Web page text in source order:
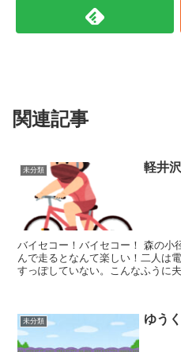
関連記事
未分類 軽井
バイセコー！バイセコー！ 森の小径をゆっくりと進む。夫と二人並
んで走るとなんて楽しい！二人は
すっぽしていない。こんなふうに
未分類 ゆう